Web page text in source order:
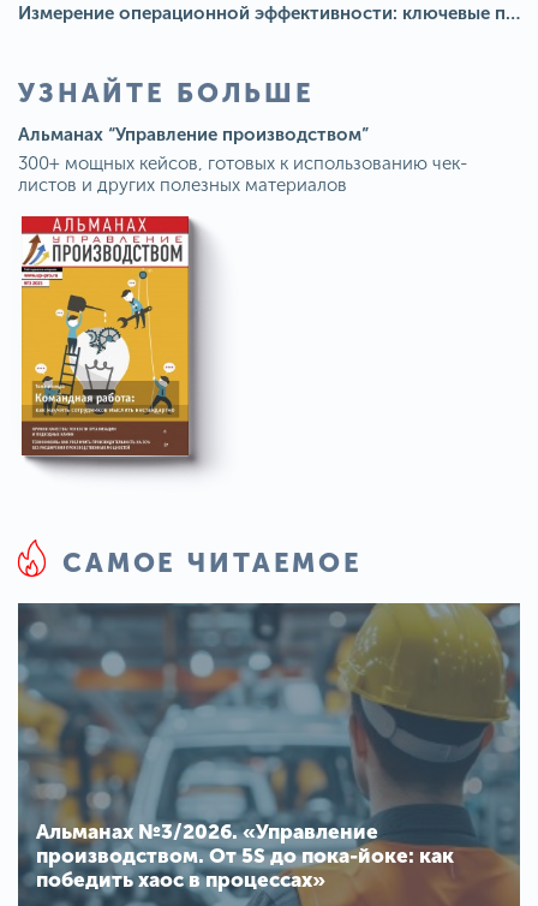
Измерение операционной эффективности: ключевые показатели для непрерывного совершенствования
УЗНАЙТЕ БОЛЬШЕ
Альманах “Управление производством”
300+ мощных кейсов, готовых к использованию чек-
листов и других полезных материалов
САМОЕ ЧИТАЕМОЕ
Альманах №3/2026. «Управление
производством. От 5S до пока-йоке: как
победить хаос в процессах»